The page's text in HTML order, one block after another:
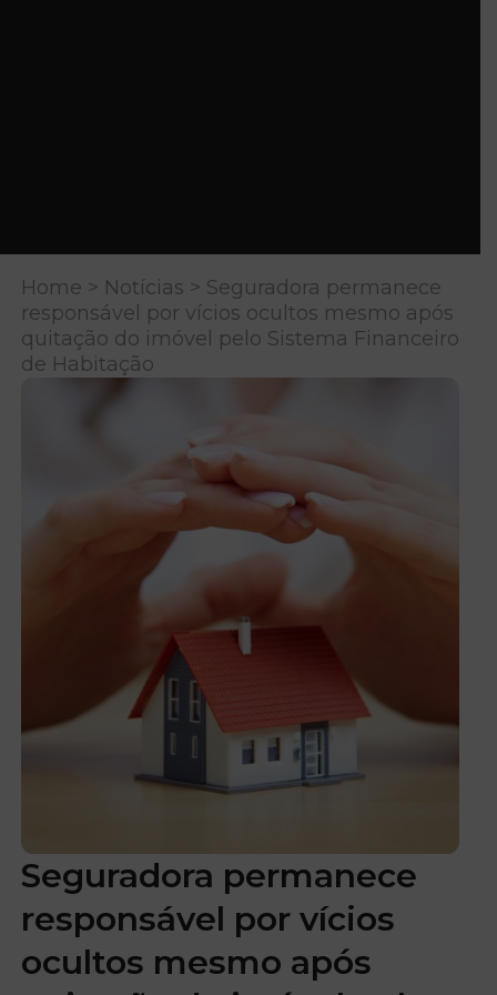
Home > Notícias > Seguradora permanece
responsável por vícios ocultos mesmo após
quitação do imóvel pelo Sistema Financeiro
de Habitação
Seguradora permanece
responsável por vícios
ocultos mesmo após